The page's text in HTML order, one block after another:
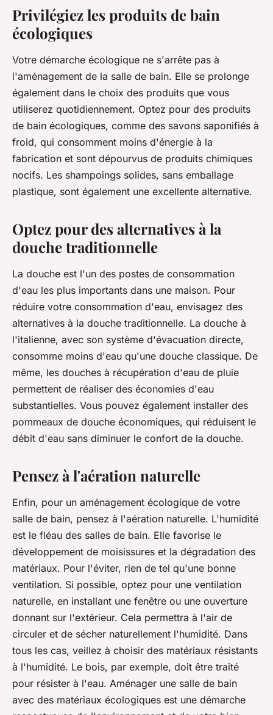
Privilégiez les produits de bain
écologiques
Votre démarche écologique ne s'arrête pas à
l'aménagement de la salle de bain. Elle se prolonge
également dans le choix des produits que vous
utiliserez quotidiennement. Optez pour des produits
de bain écologiques, comme des savons saponifiés à
froid, qui consomment moins d'énergie à la
fabrication et sont dépourvus de produits chimiques
nocifs. Les shampoings solides, sans emballage
plastique, sont également une excellente alternative.
Optez pour des alternatives à la
douche traditionnelle
La douche est l'un des postes de consommation
d'eau les plus importants dans une maison. Pour
réduire votre consommation d'eau, envisagez des
alternatives à la douche traditionnelle. La douche à
l'italienne, avec son système d'évacuation directe,
consomme moins d'eau qu'une douche classique. De
même, les douches à récupération d'eau de pluie
permettent de réaliser des économies d'eau
substantielles. Vous pouvez également installer des
pommeaux de douche économiques, qui réduisent le
débit d'eau sans diminuer le confort de la douche.
Pensez à l'aération naturelle
Enfin, pour un aménagement écologique de votre
salle de bain, pensez à l'aération naturelle. L'humidité
est le fléau des salles de bain. Elle favorise le
développement de moisissures et la dégradation des
matériaux. Pour l'éviter, rien de tel qu'une bonne
ventilation. Si possible, optez pour une ventilation
naturelle, en installant une fenêtre ou une ouverture
donnant sur l'extérieur. Cela permettra à l'air de
circuler et de sécher naturellement l'humidité. Dans
tous les cas, veillez à choisir des matériaux résistants
à l'humidité. Le bois, par exemple, doit être traité
pour résister à l'eau. Aménager une salle de bain
avec des matériaux écologiques est une démarche